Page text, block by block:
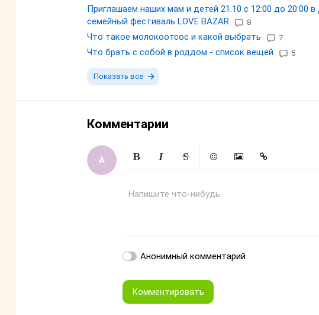
Приглашаем наших мам и детей 21.10 с 12:00 до 20:00
семейный фестиваль LOVE BAZAR
8
Что такое молокоотсос и какой выбрать 7
Что брать с собой в роддом - список вещей 5
Показать все
Комментарии
Напишите что-нибудь
Анонимный комментарий
Комментировать